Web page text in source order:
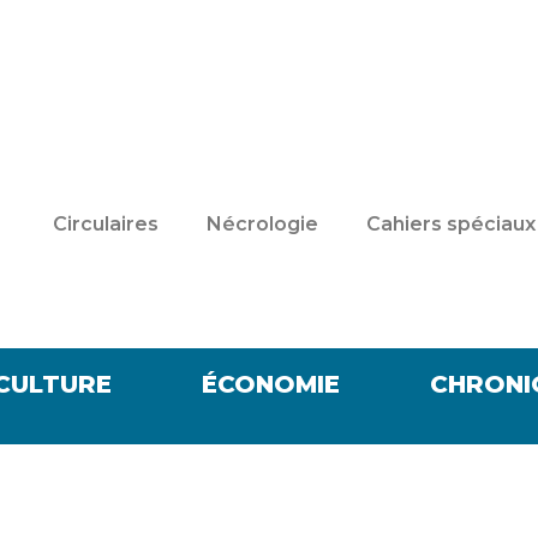
Circulaires Nécrologie Cahiers spéciaux
ÉCONOMIE